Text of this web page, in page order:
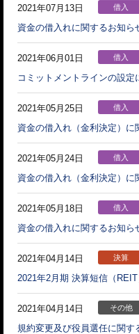
2021年07月13日 借入
資金の借入れに関するお知ら
2021年06月01日 借入
コミットメントラインの設定
2021年05月25日 借入
資金の借入れ（金利決定）に
2021年05月24日 借入
資金の借入れ（金利決定）に
2021年05月18日 借入
資金の借入れに関するお知ら
2021年04月14日 決算
2021年2月期 決算短信（REIT
2021年04月14日 その他
規約変更及び役員選任に関す